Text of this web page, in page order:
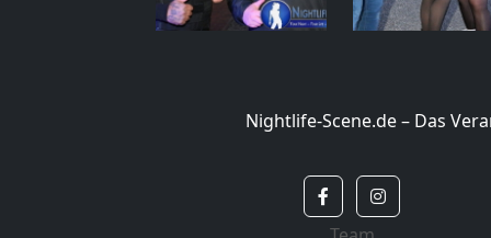
Nightlife-Scene.de – Das